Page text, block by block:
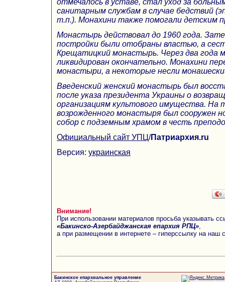
отмечалось в уставе, стал уход за
санитарным службам в случае бедствий
т.п.). Монахини также помогали детским
Монастырь действовал до 1960 года.
постройки были отобраны властью, а
Крещатицкий монастырь. Через два года
ликвидирован окончательно. Монахини
монастыри, а некоторые несли
Введенский женский монастырь был
после указа президента Украины о
организациям культового имущества. На
возрожденного монастыря был сооружен
собор с подземным храмом в честь
Официальный сайт УПЦ/Патриархия.ru
Версия: украинская
Внимание!
При использовании материалов просьба указывать
«Бакинско-Азербайджанская епархия РПЦ»
а при размещении в интернете – гиперссылку на наш
Бакинское епархиальное управление